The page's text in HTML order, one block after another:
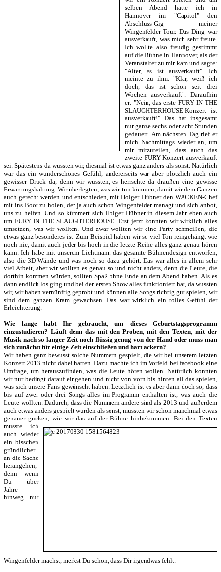
selben Abend hatte ich in
Hannover im "Capitol" den
Abschluss-Gig meiner
Wingenfelder-Tour. Das Ding war
ausverkauft, was mich sehr freute.
Ich wollte also freudig gestimmt
auf die Bühne in Hannover, als der
Veranstalter zu mir kam und sagte:
"Alter, es ist ausverkauft". Ich
meinte zu ihm: "Klar, weiß ich
doch, das ist schon seit drei
Wochen ausverkauft". Daraufhin
er: "Nein, das erste FURY IN THE
SLAUGHTERHOUSE-Konzert ist
ausverkauft!" Das hat insgesamt
nur ganze sechs oder acht Stunden
gedauert. Am nächsten Tag rief er
mich Nachmittags wieder an, um
mir mitzuteilen, dass auch das
zweite FURY-Konzert ausverkauft
sei. Spätestens da wussten wir, diesmal ist etwas ganz anders als sonst. Natürlich
war das ein wunderschönes Gefühl, andererseits war aber plötzlich auch ein
gewisser Druck da, denn wir wussten, es herrschte da draußen eine gewisse
Erwartungshaltung. Wir überlegten, was wir tun könnten, damit wir dem Ganzen
auch gerecht werden und entschieden, mit Holger Hübner den WACKEN-Chef
mit ins Boot zu holen, der ja auch schon Wingenfelder managt und sich anbot,
uns zu helfen. Und so kümmert sich Holger Hübner in diesem Jahr eben auch
um FURY IN THE SLAUGHTERHOUSE. Erst jetzt konnten wir wirklich alles
umsetzen, was wir wollten. Und zwar wollten wir eine Party schmeißen, die
etwas ganz besonderes ist. Zum Beispiel haben wir so viel Ton reingehängt wie
noch nie, damit auch jeder bis hoch in die letzte Reihe alles ganz genau hören
kann. Ich habe mit unserem Lichtmann das gesamte Bühnendesign entworfen,
also die 3D-Wände und was noch so dazu gehört. Das war alles in allem sehr
viel Arbeit, aber wir wollten es genau so und nicht anders, denn die Leute, die
dorthin kommen würden, sollten Spaß ohne Ende an dem Abend haben. Als es
dann endlich los ging und bei der ersten Show alles funktioniert hat, da wussten
wir, wir haben vernünftig geprobt und können alle Songs richtig gut spielen, wir
sind dem ganzen Kram gewachsen. Das war wirklich ein tolles Gefühl der
Erleichterung.
Wie lange habt Ihr gebraucht, um dieses Geburtstagsprogramm
einzustudieren? Läuft denn das mit den Proben, mit den Texten, mit der
Musik nach so langer Zeit noch flüssig genug von der Hand oder muss man
sich zunächst für einige Zeit einschließen und hart ackern?
Wir haben ganz bewusst solche Nummern gespielt, die wir bei unserem letzten
Konzert 2013 nicht dabei hatten. Dazu machte ich im Vorfeld bei facebook eine
Umfrage, um herauszufinden, was die Leute hören wollen. Natürlich konnten
wir nur bedingt darauf eingehen und nicht von vorn bis hinten all das spielen,
was sich unsere Fans gewünscht haben. Letztlich ist es aber dann doch so, dass
bis auf zwei oder drei Songs alles im Programm enthalten ist, was auch die
Leute wollten. Dadurch, dass die Nummern andere sind als 2013 und außerdem
auch etwas anders gespielt wurden als sonst, mussten wir schon manchmal etwas
genauer gucken, wie wir das auf der Bühne hinbekommen. Bei den Texten
musste ich
auch wieder
ein bisschen
gründlicher
an die Sache
herangehen,
denn wenn
Du über
Jahre
hinweg nur
Wingenfelder machst, merkst Du schon, dass Dir irgendwas fehlt.